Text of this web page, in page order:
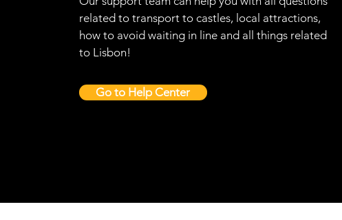
related to transport to castles, local attractions,
how to avoid waiting in line and all things related
to Lisbon!
Go to Help Center